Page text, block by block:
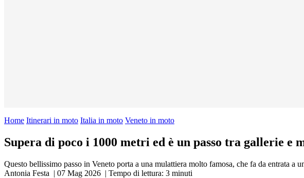
Home Itinerari in moto Italia in moto Veneto in moto
Supera di poco i 1000 metri ed è un passo tra gallerie e
Questo bellissimo passo in Veneto porta a una mulattiera molto famosa, che fa da entrata
Antonia Festa | 07 Mag 2026 | Tempo di lettura: 3 minuti